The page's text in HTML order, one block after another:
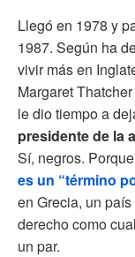
Llegó en 1978 y
1987. Según ha
vivir más en
Margaret
le dio tiempo a
presidente de la
Sí, negros.
es un “término
en Grecia, un
derecho como
un par.